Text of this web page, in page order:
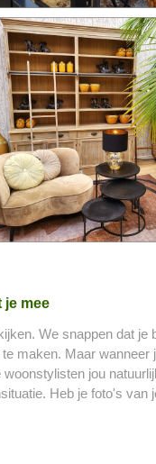
je mee
We snappen dat
maken. Maar
jou
Heb je foto's